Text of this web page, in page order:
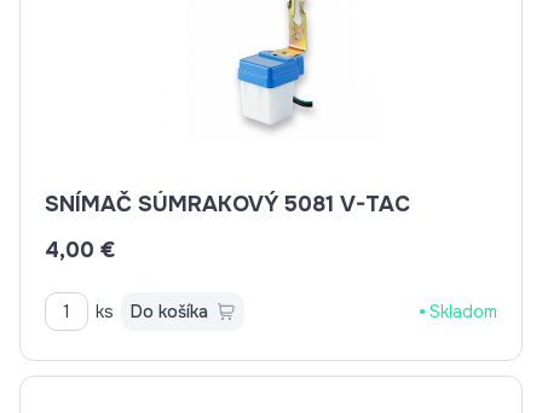
SNÍMAČ SÚMRAKOVÝ 5081 V-TAC
4,00 €
ks Do košíka Skladom